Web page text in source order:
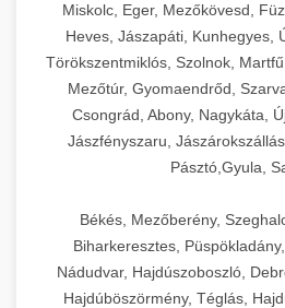
Miskolc, Eger, Mezőkövesd,
Heves, Jászapáti, Kunhegyes,
Törökszentmiklós, Szolnok,
Mezőtúr, Gyomaendrőd,
Csongrád, Abony, Nagykáta,
Jászfényszaru,
Pásztó,Gyula,
Békés, Mezőberény,
Biharkeresztes,
Nádudvar, Hajdúszoboszló,
Hajdúböszörmény, Téglás,